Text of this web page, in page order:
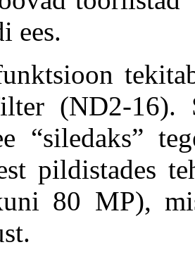
ees.
(ND2-16).
“siledaks”
pildistades
80 MP),